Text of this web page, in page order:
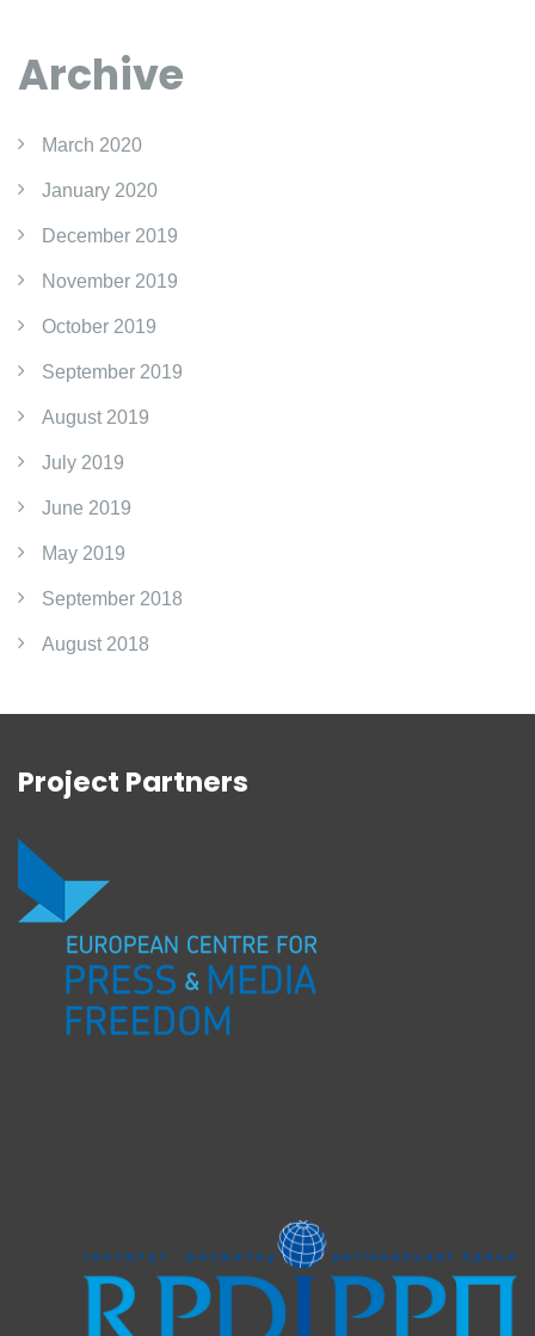
Archive
March 2020
January 2020
December 2019
November 2019
October 2019
September 2019
August 2019
July 2019
June 2019
May 2019
September 2018
August 2018
Project Partners